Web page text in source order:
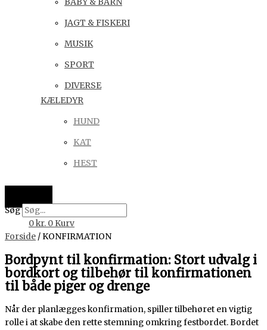
JAGT & FISKERI
MUSIK
SPORT
DIVERSE
KÆLEDYR
HUND
KAT
HEST
Søg
0kr. 0 Kurv
Forside / KONFIRMATION
Bordpynt til konfirmation: Stort udvalg i
bordkort og tilbehør til konfirmationen
til både piger og drenge
Når der planlægges konfirmation, spiller tilbehøret en vigtig
rolle i at skabe den rette stemning omkring festbordet. Bordet